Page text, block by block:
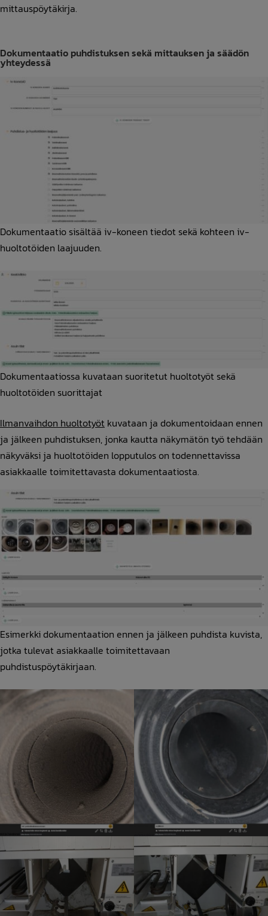
mittauspöytäkirja.
Dokumentaatio puhdistuksen sekä mittauksen ja säädön
yhteydessä
Dokumentaatio sisältää iv-koneen tiedot sekä kohteen iv-
huoltotöiden laajuuden.
Dokumentaatiossa kuvataan suoritetut huoltotyöt sekä
huoltotöiden suorittajat
Ilmanvaihdon huoltotyöt kuvataan ja dokumentoidaan ennen
ja jälkeen puhdistuksen, jonka kautta näkymätön työ tehdään
näkyväksi ja huoltotöiden lopputulos on todennettavissa
asiakkaalle toimitettavasta dokumentaatiosta.
Esimerkki dokumentaation ennen ja jälkeen puhdista kuvista,
jotka tulevat asiakkaalle toimitettavaan
puhdistuspöytäkirjaan.